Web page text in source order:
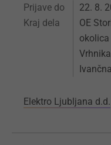
Prijave do 22. 8.
Kraj dela
OE
okolica
Elektro Ljubljana d.d.